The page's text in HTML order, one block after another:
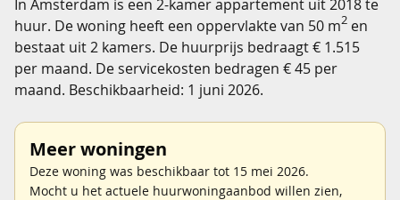
In Amsterdam is een 2-kamer appartement uit 2018 te
huur. De woning heeft een oppervlakte van 50 m2 en
bestaat uit 2 kamers. De huurprijs bedraagt € 1.515
per maand. De servicekosten bedragen € 45 per
maand. Beschikbaarheid: 1 juni 2026.
Meer woningen
Deze woning was beschikbaar tot 15 mei 2026.
Mocht u het actuele huurwoningaanbod willen zien,